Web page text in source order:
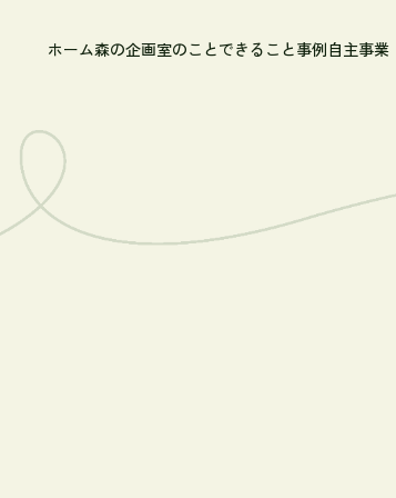
ホーム森の企画室のことできること事例自主事業